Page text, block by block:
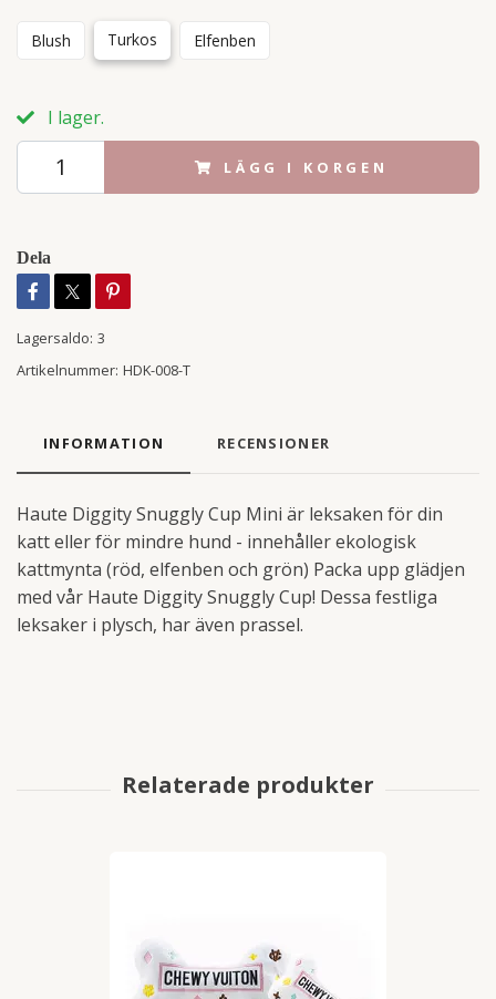
Blush Turkos Elfenben
I lager.
LÄGG I KORGEN
Dela
Lagersaldo: 3
Artikelnummer: HDK-008-T
INFORMATION RECENSIONER
Haute Diggity Snuggly Cup Mini är leksaken för din
katt eller för mindre hund - innehåller ekologisk
kattmynta (röd, elfenben och grön) Packa upp glädjen
med vår Haute Diggity Snuggly Cup! Dessa festliga
leksaker i plysch, har även prassel.